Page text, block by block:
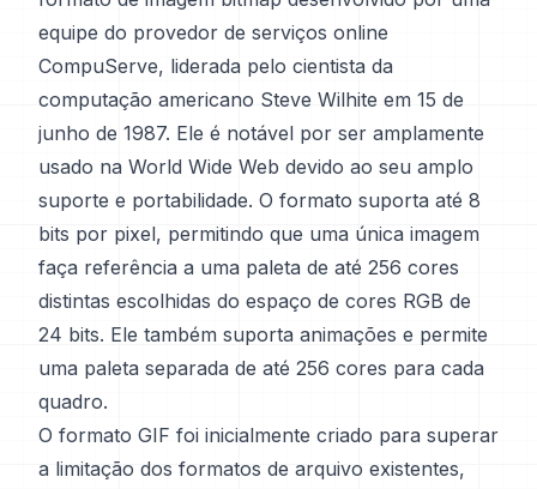
equipe do provedor de serviços online
CompuServe, liderada pelo cientista da
computação americano Steve Wilhite em 15 de
junho de 1987. Ele é notável por ser amplamente
usado na World Wide Web devido ao seu amplo
suporte e portabilidade. O formato suporta até 8
bits por pixel, permitindo que uma única imagem
faça referência a uma paleta de até 256 cores
distintas escolhidas do espaço de cores RGB de
24 bits. Ele também suporta animações e permite
uma paleta separada de até 256 cores para cada
quadro.
O formato GIF foi inicialmente criado para superar
a limitação dos formatos de arquivo existentes,